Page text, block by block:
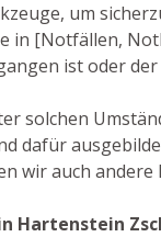
um
in [Notfällen,
ist oder
solchen
dafür
wir auch
Hartenstein